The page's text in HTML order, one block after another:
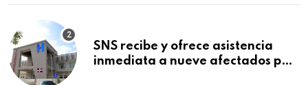
SNS recibe y ofrece asistencia
inmediata a nueve afectados por